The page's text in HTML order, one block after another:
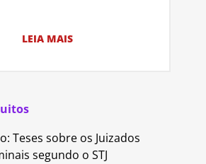
LEIA MAIS
Teses sobre os Juizados
segundo o STJ